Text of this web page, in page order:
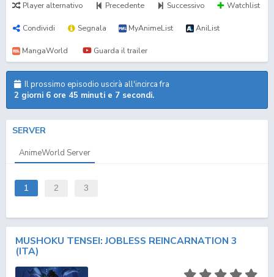
Player alternativo Precedente Successivo Watchlist
Condividi Segnala MyAnimeList AniList
MangaWorld Guarda il trailer
Il prossimo episodio uscirà all'incirca fra
2 giorni 6 ore 45 minuti e 6 secondi.
SERVER
AnimeWorld Server
1 2 3
MUSHOKU TENSEI: JOBLESS REINCARNATION 3
(ITA)